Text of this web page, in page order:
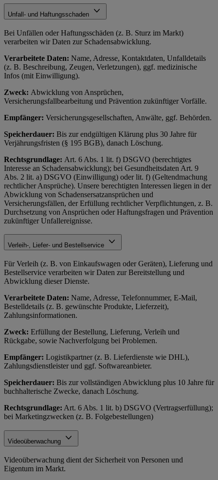
Unfall- und Haftungsschaden
Bei Unfällen oder Haftungsschäden (z. B. Sturz im Markt)
verarbeiten wir Daten zur Schadensabwicklung.
Verarbeitete Daten: Name, Adresse, Kontaktdaten, Unfalldetails
(z. B. Beschreibung, Zeugen, Verletzungen), ggf. medizinische
Infos (mit Einwilligung).
Zweck: Abwicklung von Ansprüchen,
Versicherungsfallbearbeitung und Prävention zukünftiger Vorfälle.
Empfänger: Versicherungsgesellschaften, Anwälte, ggf. Behörden.
Speicherdauer: Bis zur endgültigen Klärung plus 30 Jahre für
Verjährungsfristen (§ 195 BGB), danach Löschung.
Rechtsgrundlage: Art. 6 Abs. 1 lit. f) DSGVO (berechtigtes
Interesse an Schadensabwicklung); bei Gesundheitsdaten Art. 9
Abs. 2 lit. a) DSGVO (Einwilligung) oder lit. f) (Geltendmachung
rechtlicher Ansprüche). Unsere berechtigten Interessen liegen in der
Abwicklung von Schadensersatzansprüchen und
Versicherungsfällen, der Erfüllung rechtlicher Verpflichtungen, z. B.
Durchsetzung von Ansprüchen oder Haftungsfragen und Prävention
zukünftiger Unfallereignisse.
Verleih-, Liefer- und Bestellservice
Für Verleih (z. B. von Einkaufswagen oder Geräten), Lieferung und
Bestellservice verarbeiten wir Daten zur Bereitstellung und
Abwicklung dieser Dienste.
Verarbeitete Daten: Name, Adresse, Telefonnummer, E-Mail,
Bestelldetails (z. B. gewünschte Produkte, Lieferzeit),
Zahlungsinformationen.
Zweck: Erfüllung der Bestellung, Lieferung, Verleih und
Rückgabe, sowie Nachverfolgung bei Problemen.
Empfänger: Logistikpartner (z. B. Lieferdienste wie DHL),
Zahlungsdienstleister und ggf. Softwareanbieter.
Speicherdauer: Bis zur vollständigen Abwicklung plus 10 Jahre für
buchhalterische Zwecke, danach Löschung.
Rechtsgrundlage: Art. 6 Abs. 1 lit. b) DSGVO (Vertragserfüllung);
bei Marketingzwecken (z. B. Folgebestellungen)
Videoüberwachung
Videoüberwachung dient der Sicherheit von Personen und
Eigentum im Markt.